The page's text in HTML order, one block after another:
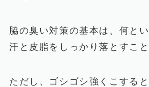
脇の臭い対策の基本は、何と
汗と皮脂をしっかり落とすこと
ただし、ゴシゴシ強くこする